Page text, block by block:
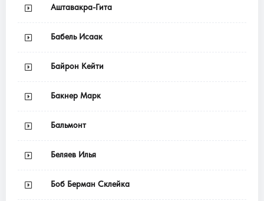
Аштавакра-Гита
Бабель Исаак
Байрон Кейти
Бакнер Марк
Бальмонт
Беляев Илья
Боб Берман Склейка